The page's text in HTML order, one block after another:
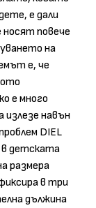
е дали
повече
на
е, че
е много
излезе навън
DIEL
в детската
размера
в три
дължина